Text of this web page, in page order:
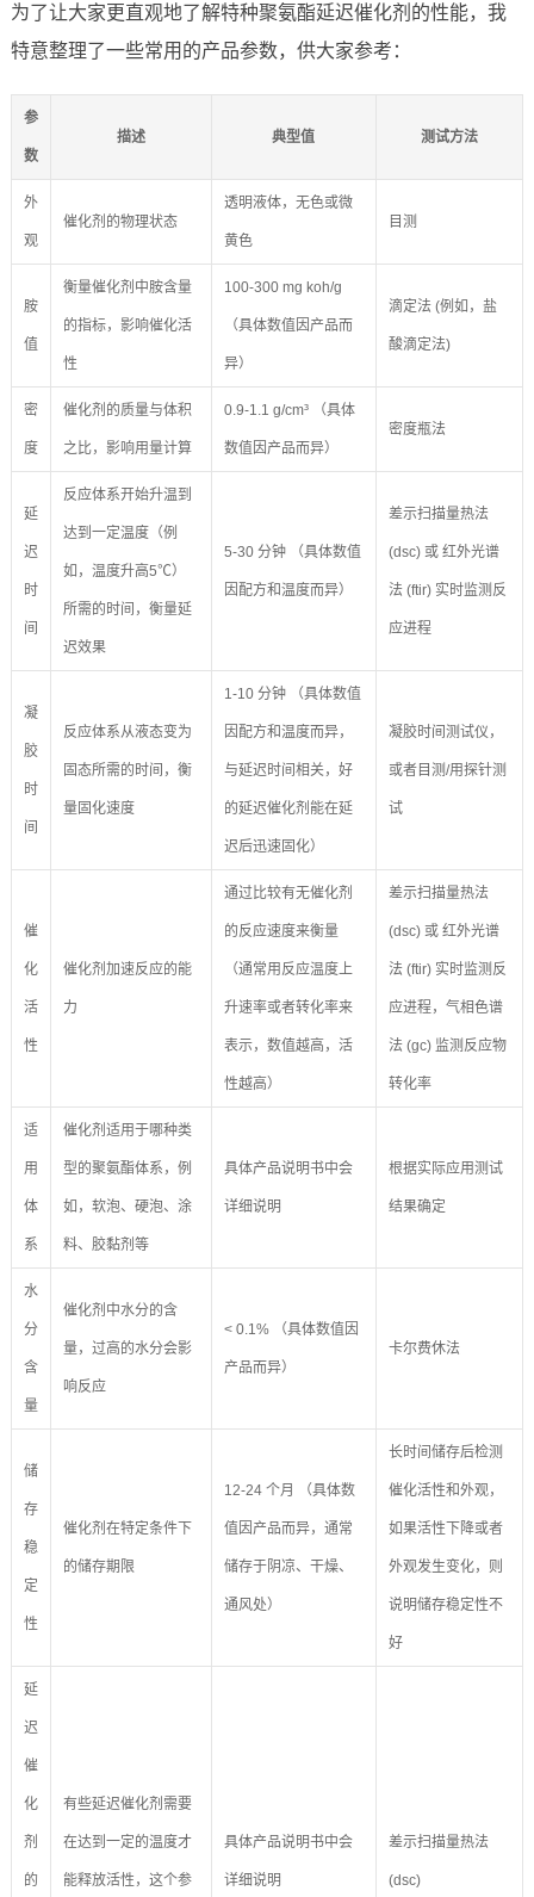
为了让大家更直观地了解特种聚氨酯延迟催化剂的性能，我
特意整理了一些常用的产品参数，供大家参考：
参
数
描述 典型值 测试方法
外
观
催化剂的物理状态
透明液体，无色或微
黄色
目测
胺
值
衡量催化剂中胺含量
的指标，影响催化活
性
100-300 mg koh/g
（具体数值因产品而
异）
滴定法 (例如，盐
酸滴定法)
密
度
催化剂的质量与体积
之比，影响用量计算
0.9-1.1 g/cm³ （具体
数值因产品而异）
密度瓶法
延
迟
时
间
反应体系开始升温到
达到一定温度（例
如，温度升高5℃）
所需的时间，衡量延
迟效果
5-30 分钟 （具体数值
因配方和温度而异）
差示扫描量热法
(dsc) 或 红外光谱
法 (ftir) 实时监测反
应进程
凝
胶
时
间
反应体系从液态变为
固态所需的时间，衡
量固化速度
1-10 分钟 （具体数值
因配方和温度而异，
与延迟时间相关，好
的延迟催化剂能在延
迟后迅速固化）
凝胶时间测试仪，
或者目测/用探针测
试
催
化
活
性
催化剂加速反应的能
力
通过比较有无催化剂
的反应速度来衡量
（通常用反应温度上
升速率或者转化率来
表示，数值越高，活
性越高）
差示扫描量热法
(dsc) 或 红外光谱
法 (ftir) 实时监测反
应进程，气相色谱
法 (gc) 监测反应物
转化率
适
用
体
系
催化剂适用于哪种类
型的聚氨酯体系，例
如，软泡、硬泡、涂
料、胶黏剂等
具体产品说明书中会
详细说明
根据实际应用测试
结果确定
水
分
含
量
催化剂中水分的含
量，过高的水分会影
响反应
< 0.1% （具体数值因
产品而异）
卡尔费休法
储
存
稳
定
性
催化剂在特定条件下
的储存期限
12-24 个月 （具体数
值因产品而异，通常
储存于阴凉、干燥、
通风处）
长时间储存后检测
催化活性和外观，
如果活性下降或者
外观发生变化，则
说明储存稳定性不
好
延
迟
催
化
剂
的
有些延迟催化剂需要
在达到一定的温度才
能释放活性，这个参
具体产品说明书中会
详细说明
差示扫描量热法
(dsc)